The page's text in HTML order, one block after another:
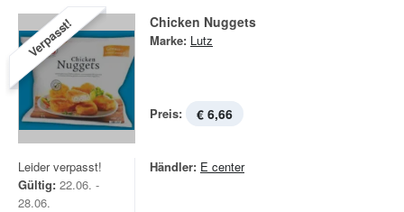
Verpasst! Chicken Nuggets
Marke: Lutz
Preis: € 6,66
Leider verpasst!
Gültig: 22.06. -
28.06.
Händler: E center